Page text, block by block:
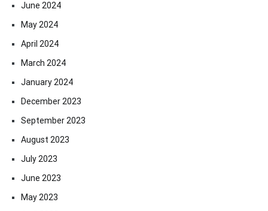
June 2024
May 2024
April 2024
March 2024
January 2024
December 2023
September 2023
August 2023
July 2023
June 2023
May 2023